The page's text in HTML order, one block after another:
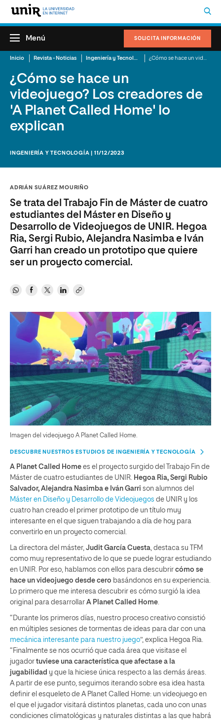
SOLICITA INFORMACIÓN
Menú
Inicio Revista - Noticias Ingeniería y Tecnología
¿Cómo se hace un
videojuego? Los creadores de
'A Planet Called Home' lo
explican
INGENIERÍA Y TECNOLOGÍA | 11/12/2023
ADRIÁN SUÁREZ MOURIÑO
Se trata del Trabajo Fin de Máster de cuatro
estudiantes del Máster en Diseño y
Desarrollo de Videojuegos de UNIR. Hegoa
Ria, Sergi Rubio, Alejandra Nasimba e Iván
Garri han creado un prototipo que quiere
ser un proyecto comercial.
Imagen del videojuego A Planet Called Home.
DESCUBRE NUESTROS ESTUDIOS DE INGENIERÍA Y TECNOLOGÍA
A Planet Called Home es el proyecto surgido del Trabajo Fin de
Máster de cuatro estudiantes de UNIR. Hegoa Ria, Sergi Rubio
Salvador, Alejandra Nasimba e Iván Garri son alumnos del
Máster en Diseño y Desarrollo de Videojuegos de UNIR y los
cuatro han creado el primer prototipo de un título muy
interesante en el que siguen trabajando a día de hoy para
convertirlo en un proyecto comercial.
La directora del máster, Judit García Cuesta , destaca su TFM
como muy representativo de lo que se puede lograr estudiando
en UNIR. Por eso, hablamos con ellos para descubrir cómo se
hace un videojuego desde cero basándonos en su experiencia.
Lo primero que me interesa descubrir es cómo surgió la idea
original para desarrollar A Planet Called Home
“Durante los primeros días, nuestro proceso creativo consistió
en múltiples sesiones de tormentas de ideas para dar con una
mecánica interesante para nuestro juego”, explica Hegoa Ria.
“Finalmente se nos ocurrió que cada área que visitase el
jugador tuviese una característica que afectase a la
jugabilidad y que la hiciese única respecto a las demás áreas.
A partir de ese punto, seguimos iterando sobre esa idea hasta
definir el esqueleto de A Planet Called Home: un videojuego en
el que el jugador visitará distintos planetas, cada uno con unas
condiciones climatológicas y naturales distintas a las que habrá